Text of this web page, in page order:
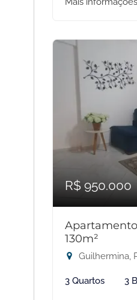
R$ 950.000
130m²
Guilhermina,
3 Quartos 3